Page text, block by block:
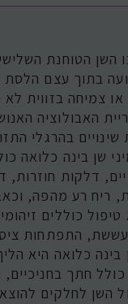
השן הטוחנת
בתוך עצם הלסת
צמיחה בזווית לא
האבולוציה
בהרגלי
שן בינה כלואה
דלקות חוזרות,
רע מהפה,
כוללים
התפתחות
כלואה היא
חתך
השן לחלקים